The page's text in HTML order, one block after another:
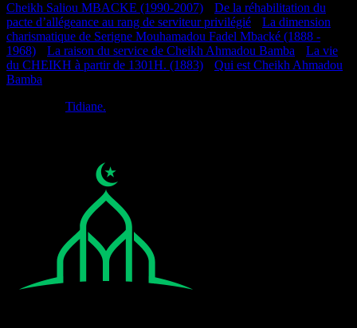
Cheikh Saliou MBACKE (1990-2007)
De la réhabilitation du
pacte d’allégeance au rang de serviteur privilégié
La dimension
charismatique de Serigne Mouhamadou Fadel Mbacké (1888 -
1968)
La raison du service de Cheikh Ahmadou Bamba
La vie
du CHEIKH à partir de 1301H. (1883)
Qui est Cheikh Ahmadou
Bamba
Tidiane.